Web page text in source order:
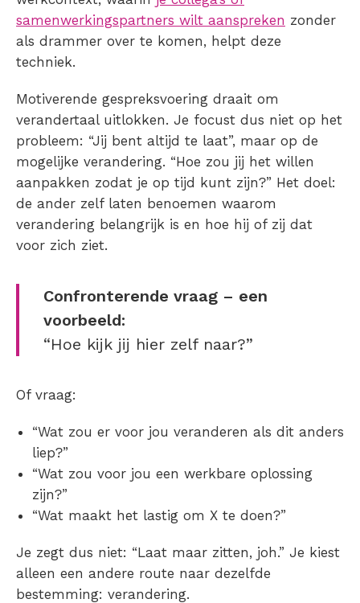
samenwerkingspartners wilt aanspreken zonder
als drammer over te komen, helpt deze
techniek.
Motiverende gespreksvoering draait om
verandertaal uitlokken. Je focust dus niet op het
probleem: “Jij bent altijd te laat”, maar op de
mogelijke verandering. “Hoe zou jij het willen
aanpakken zodat je op tijd kunt zijn?” Het doel:
de ander zelf laten benoemen waarom
verandering belangrijk is en hoe hij of zij dat
voor zich ziet.
Confronterende vraag – een
voorbeeld:
“Hoe kijk jij hier zelf naar?”
Of vraag:
“Wat zou er voor jou veranderen als dit anders
liep?”
“Wat zou voor jou een werkbare oplossing
zijn?”
“Wat maakt het lastig om X te doen?”
Je zegt dus niet: “Laat maar zitten, joh.” Je kiest
alleen een andere route naar dezelfde
bestemming: verandering.